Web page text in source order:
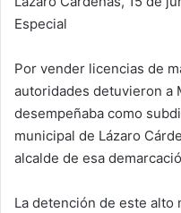
Especial
Por vender licencias de
autoridades detuvieron a
desempeñaba como
municipal de Lázaro
alcalde de esa
La detención de este alto